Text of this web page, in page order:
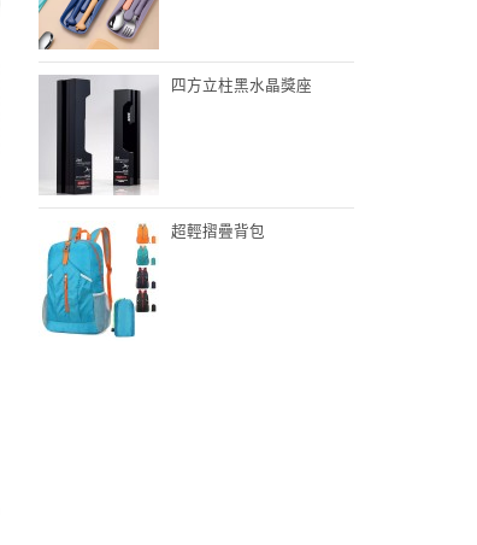
四方立柱黑水晶獎座
超輕摺疊背包